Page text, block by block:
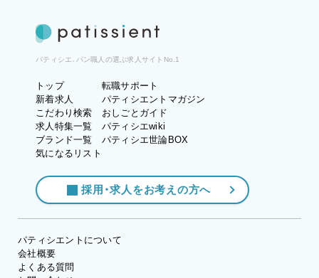
パティシエ、パン職人の選ぶ求人サイトNo.1
トップ
新着求人
こだわり検索
求人特集一覧
ブランド一覧
気になるリスト
転職サポート
パティシエントマガジン
おしごとガイド
パティシエwiki
パティシエ世論BOX
採用・求人をお考えの方へ
パティシエントについて
会社概要
よくある質問